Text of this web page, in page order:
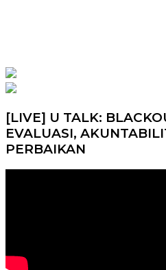
[LIVE] U TALK:
EVALUASI,
PERBAIKAN